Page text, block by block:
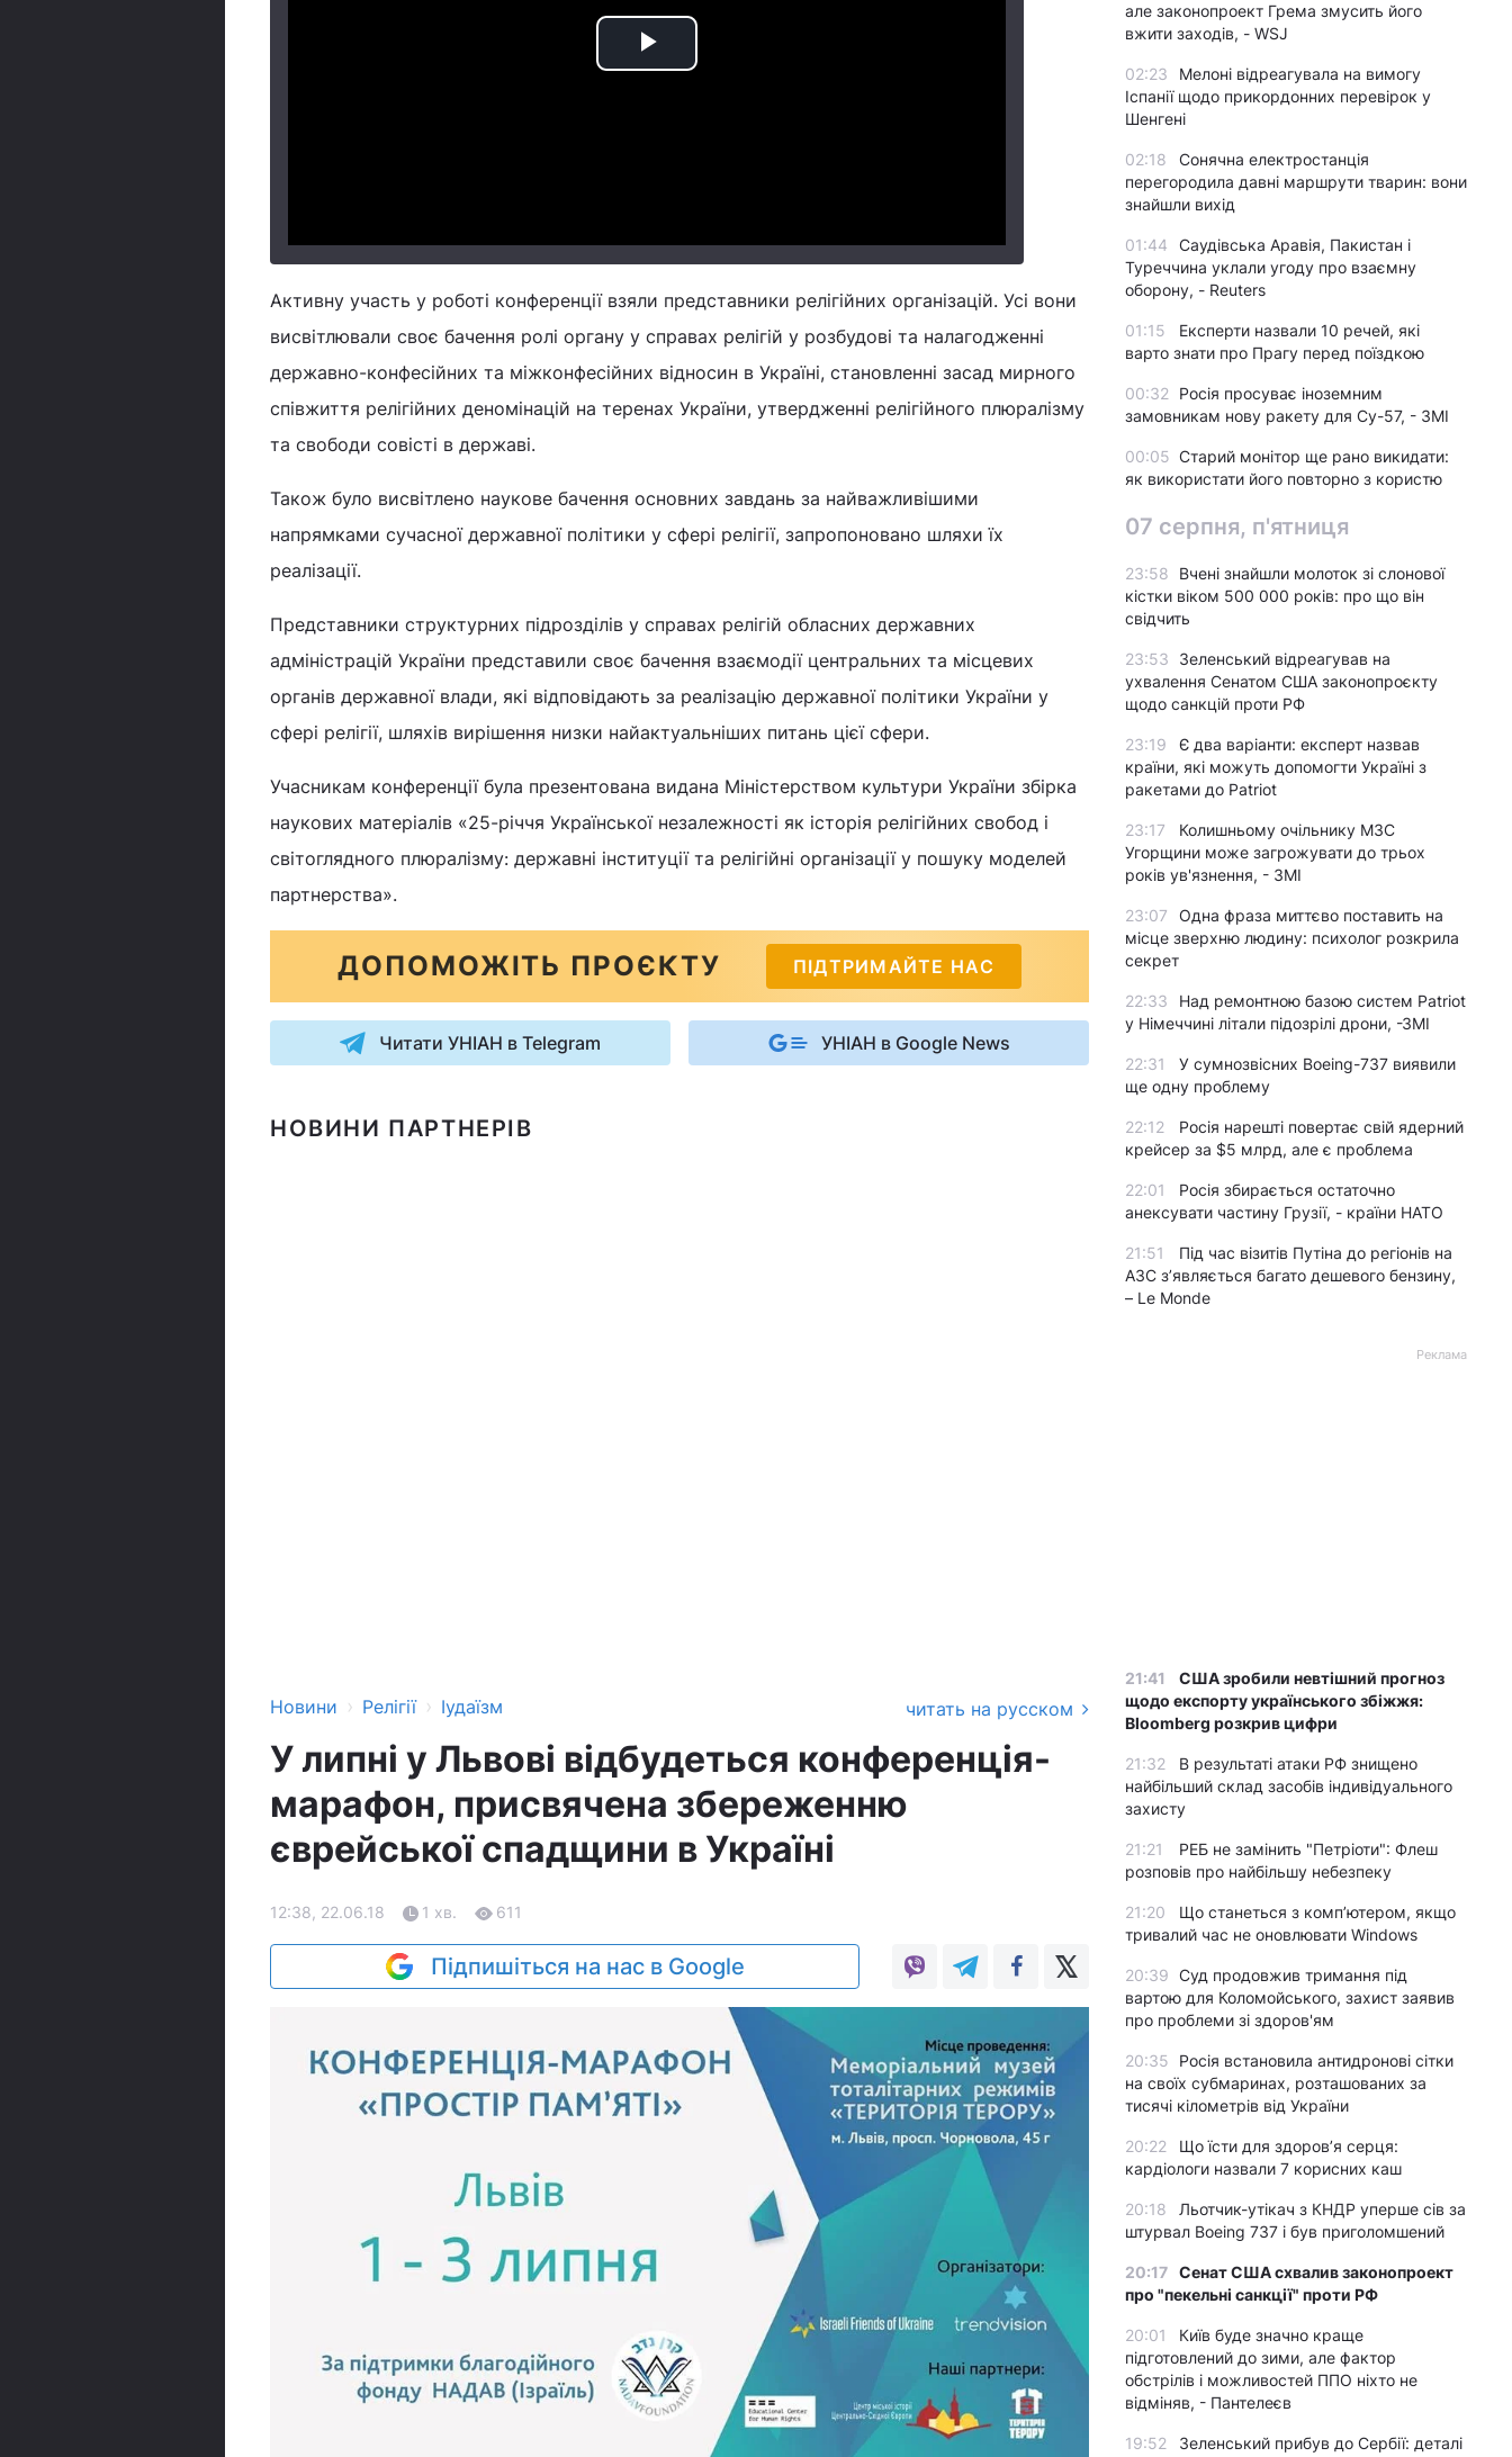
Play
Активну участь у роботі конференції взяли представники релігійних організацій. Усі вони
висвітлювали своє бачення ролі органу у справах релігій у розбудові та налагодженні
державно-конфесійних та міжконфесійних відносин в Україні, становленні засад мирного
співжиття релігійних деномінацій на теренах України, утвердженні релігійного плюралізму
та свободи совісті в державі.
Також було висвітлено наукове бачення основних завдань за найважливішими
напрямками сучасної державної політики у сфері релігії, запропоновано шляхи їх
реалізації.
Представники структурних підрозділів у справах релігій обласних державних
адміністрацій України представили своє бачення взаємодії центральних та місцевих
органів державної влади, які відповідають за реалізацію державної політики України у
сфері релігії, шляхів вирішення низки найактуальніших питань цієї сфери.
Учасникам конференції була презентована видана Міністерством культури України збірка
наукових матеріалів «25-річчя Української незалежності як історія релігійних свобод і
світоглядного плюралізму: державні інституції та релігійні організації у пошуку моделей
партнерства».
ДОПОМОЖІТЬ ПРОЄКТУ ПІДТРИМАЙТЕ НАС
Читати УНІАН в Telegram УНІАН в Google News
НОВИНИ ПАРТНЕРІВ
Новини › Релігії › Іудаїзм читать на русском
У липні у Львові відбудеться конференція-
марафон, присвячена збереженню
єврейської спадщини в Україні
12:38, 22.06.18 1 хв. 611
Підпишіться на нас в Google
але законопроект Грема змусить його
вжити заходів, - WSJ
02:23
Мелоні відреагувала на вимогу
Іспанії щодо прикордонних перевірок у
Шенгені
02:18
Сонячна електростанція
перегородила давні маршрути тварин: вони
знайшли вихід
01:44
Саудівська Аравія, Пакистан і
Туреччина уклали угоду про взаємну
оборону, - Reuters
01:15
Експерти назвали 10 речей, які
варто знати про Прагу перед поїздкою
00:32
Росія просуває іноземним
замовникам нову ракету для Су-57, - ЗМІ
00:05 Старий монітор ще рано викидати:
як використати його повторно з користю
07 серпня, п'ятниця
23:58
Вчені знайшли молоток зі слонової
кістки віком 500 000 років: про що він
свідчить
23:53
Зеленський відреагував на
ухвалення Сенатом США законопроєкту
щодо санкцій проти РФ
23:19
Є два варіанти: експерт назвав
країни, які можуть допомогти Україні з
ракетами до Patriot
23:17
Колишньому очільнику МЗС
Угорщини може загрожувати до трьох
років ув'язнення, - ЗМІ
23:07
Одна фраза миттєво поставить на
місце зверхню людину: психолог розкрила
секрет
22:33
Над ремонтною базою систем Patriot
у Німеччині літали підозрілі дрони, -ЗМІ
22:31
У сумнозвісних Boeing-737 виявили
ще одну проблему
22:12
Росія нарешті повертає свій ядерний
крейсер за $5 млрд, але є проблема
22:01
Росія збирається остаточно
анексувати частину Грузії, - країни НАТО
21:51
Під час візитів Путіна до регіонів на
АЗС з’являється багато дешевого бензину,
– Le Monde
Реклама
21:41
США зробили невтішний прогноз
щодо експорту українського збіжжя:
Bloomberg розкрив цифри
21:32
В результаті атаки РФ знищено
найбільший склад засобів індивідуального
захисту
21:21
РЕБ не замінить "Петріоти": Флеш
розповів про найбільшу небезпеку
21:20
Що станеться з комп’ютером, якщо
тривалий час не оновлювати Windows
20:39 Суд продовжив тримання під
вартою для Коломойського, захист заявив
про проблеми зі здоров'ям
20:35
Росія встановила антидронові сітки
на своїх субмаринах, розташованих за
тисячі кілометрів від України
20:22
Що їсти для здоров’я серця:
кардіологи назвали 7 корисних каш
20:18
Льотчик-утікач з КНДР уперше сів за
штурвал Boeing 737 і був приголомшений
20:17 Сенат США схвалив законопроект
про "пекельні санкції" проти РФ
20:01
Київ буде значно краще
підготовлений до зими, але фактор
обстрілів і можливостей ППО ніхто не
відміняв, - Пантелеєв
19:52
Зеленський прибув до Сербії: деталі